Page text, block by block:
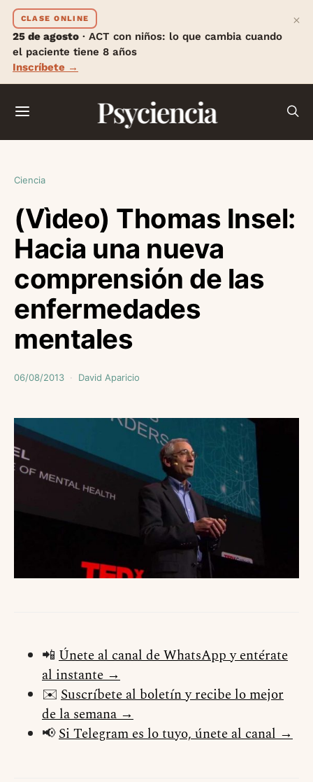
CLASE ONLINE
25 de agosto · ACT con niños: lo que cambia cuando
el paciente tiene 8 años
Inscríbete →
×
Psyciencia
Ciencia
(Vìdeo) Thomas Insel:
Hacia una nueva
comprensión de las
enfermedades
mentales
06/08/2013 David Aparicio
📲 Únete al canal de WhatsApp y entérate
al instante →
✉️ Suscríbete al boletín y recibe lo mejor
de la semana →
📢Si Telegram es lo tuyo, únete al canal →